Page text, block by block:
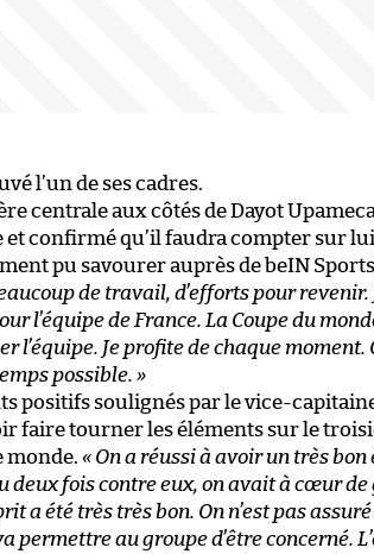
l’un de ses cadres.
centrale aux côtés de Dayot
et confirmé qu’il faudra compter sur
pu savourer auprès de beIN
de travail, d’efforts pour revenir.
l’équipe de France. La Coupe du
l’équipe. Je profite de chaque
possible. »
positifs soulignés par le vice-
faire tourner les éléments sur le
monde. « On a réussi à avoir un très bon
deux fois contre eux, on avait à cœur de
a été très très bon. On n’est pas
permettre au groupe d’être concerné.